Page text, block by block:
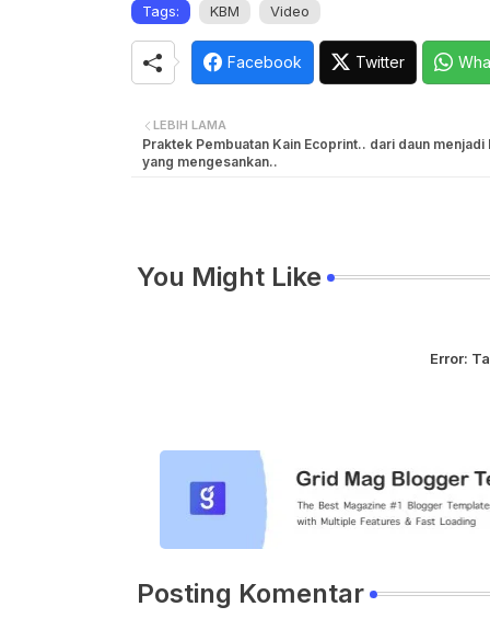
Tags: KBM Video
Facebook Twitter
LEBIH LAMA
Praktek Pembuatan Kain Ecoprint.. dari daun menjadi
yang mengesankan..
You Might Like
Error:
Posting Komentar